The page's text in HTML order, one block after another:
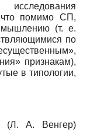
что помимо СП,
мышлению (т. е.
по
признакам),
в типологии,
(Л. А. Венгер)